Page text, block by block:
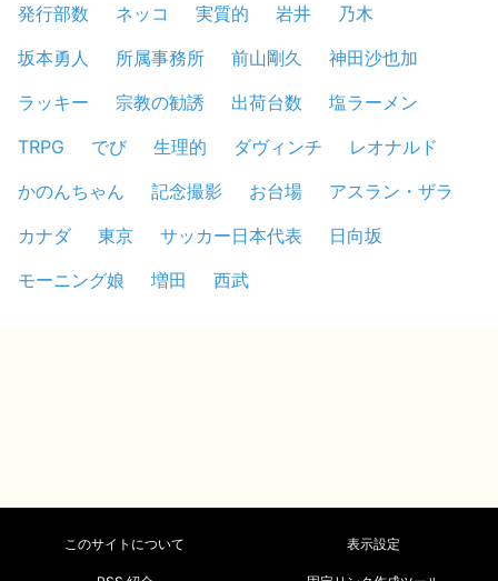
発行部数
ネッコ 実質的 岩井
乃木
坂本勇人
所属事務所 前山剛久
神田沙也加
ラッキー
宗教の勧誘 出荷台数
塩ラーメン
TRPG
でび 生理的 ダヴィンチ
レオナルド
かのんちゃん
記念撮影 お台場
アスラン・ザラ
カナダ
東京 サッカー日本代表
日向坂
モーニング娘
増田 西武
このサイトについて 表示設定